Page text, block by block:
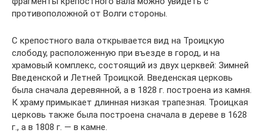
противоположной от Волги стороны.
С крепостного вала открывается вид на Троицкую
слободу, расположенную при въезде в город, и на
храмовый комплекс, состоящий из двух церквей: Зимней
Введенской и Летней Троицкой. Введенская церковь
была сначала деревянной, а в 1828 г. построена из камня.
К храму примыкает длинная низкая трапезная. Троицкая
церковь также была построена сначала в дереве в 1628
г., а в 1808 г. — в камне.